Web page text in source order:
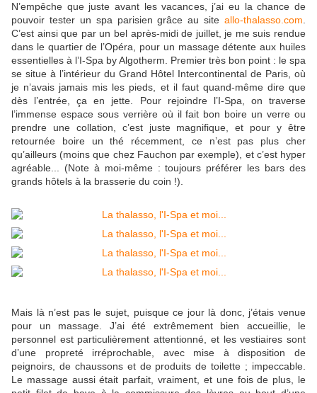
N’empêche que juste avant les vacances, j’ai eu la chance de
pouvoir tester un spa parisien grâce au site allo-thalasso.com
C’est ainsi que par un bel après-midi de juillet, je me suis rendue
dans le quartier de l’Opéra, pour un massage détente aux huiles
essentielles à l’I-Spa by Algotherm. Premier très bon point : le spa
se situe à l’intérieur du Grand Hôtel Intercontinental de Paris, où
je n’avais jamais mis les pieds, et il faut quand-même dire que
dès l’entrée, ça en jette. Pour rejoindre l’I-Spa, on traverse
l’immense espace sous verrière où il fait bon boire un verre ou
prendre une collation, c’est juste magnifique, et pour y être
retournée boire un thé récemment, ce n’est pas plus cher
qu’ailleurs (moins que chez Fauchon par exemple), et c’est hyper
agréable... (Note à moi-même : toujours préférer les bars des
grands hôtels à la brasserie du coin !).
Mais là n’est pas le sujet, puisque ce jour là donc, j’étais venue
pour un massage. J’ai été extrêmement bien accueillie, le
personnel est particulièrement attentionné, et les vestiaires sont
d’une propreté irréprochable, avec mise à disposition de
peignoirs, de chaussons et de produits de toilette ; impeccable.
Le massage aussi était parfait, vraiment, et une fois de plus, le